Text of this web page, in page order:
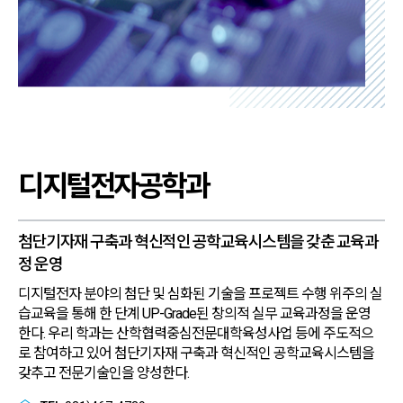
디지털전자공학과
첨단기자재 구축과 혁신적인공학교육시스템을 갖춘 교육과
정 운영
디지털전자 분야의 첨단 및 심화된 기술을 프로젝트 수행 위주의 실
습교육을 통해 한 단계 UP-Grade된 창의적 실무 교육과정을 운영
한다. 우리 학과는 산학협력중심전문대학육성사업 등에 주도적으
로 참여하고 있어 첨단기자재 구축과 혁신적인 공학교육시스템을
갖추고 전문기술인을 양성한다.